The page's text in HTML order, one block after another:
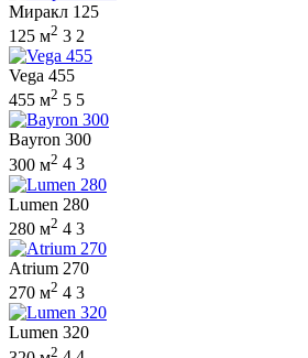
Миракл 125
125 м2 3 2
Vega 455
455 м2 5 5
Bayron 300
300 м2 4 3
Lumen 280
280 м2 4 3
Atrium 270
270 м2 4 3
Lumen 320
2